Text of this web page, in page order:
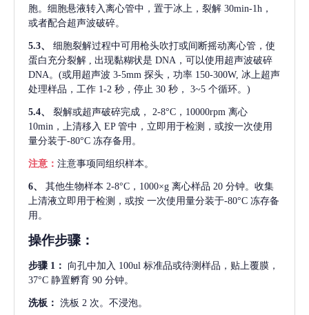
胞。细胞悬液转入离心管中，置于冰上，裂解 30min-1h，
或者配合超声波破碎。
5.3、
细胞裂解过程中可用枪头吹打或间断摇动离心管，使
蛋白充分裂解
, 出现黏糊状是 DNA，可以使用超声波破碎
DNA。(或用超声波 3-5mm 探头，功率 150-300W, 冰上超声
处理样品，工作 1-2 秒，停止 30 秒， 3~5 个循环。)
5.4、 裂解或超声破碎完成，
2-8°C，10000rpm 离心
10min，上清移入 EP 管中，立即用于检测，或按一次使用
量分装于-80°C 冻存备用。
注意： 注意事项同组织样本。
6、 其他生物样本 2-8°C，1000×g 离心样品 20 分钟。收集
上清液立即用于检测，或按 一次使用量分装于-80°C 冻存备
用。
操作步骤：
步骤 1： 向孔中加入 100ul 标准品或待测样品，贴上覆膜，
37°C 静置孵育 90 分钟。
洗板： 洗板 2 次。不浸泡。